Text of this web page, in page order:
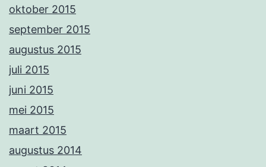
oktober 2015
september 2015
augustus 2015
juli 2015
juni 2015
mei 2015
maart 2015
augustus 2014